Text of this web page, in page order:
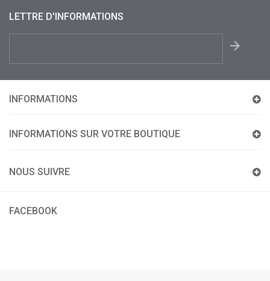
LETTRE D'INFORMATIONS
INFORMATIONS
INFORMATIONS SUR VOTRE BOUTIQUE
NOUS SUIVRE
FACEBOOK